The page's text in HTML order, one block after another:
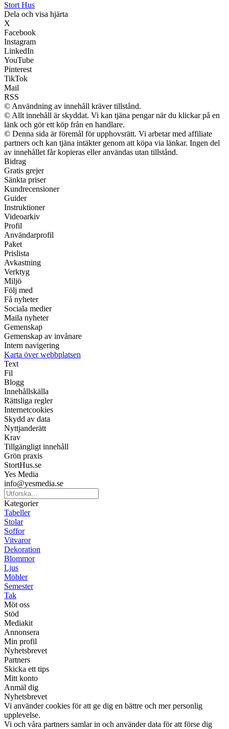
Stort Hus
Dela och visa hjärta
X
Facebook
Instagram
LinkedIn
YouTube
Pinterest
TikTok
Mail
RSS
© Användning av innehåll kräver tillstånd.
© Allt innehåll är skyddat. Vi kan tjäna pengar när du klickar på en
länk och gör ett köp från en handlare.
© Denna sida är föremål för upphovsrätt. Vi arbetar med affiliate
partners och kan tjäna intäkter genom att köpa via länkar. Ingen del
av innehållet får kopieras eller användas utan tillstånd.
Bidrag
Gratis grejer
Sänkta priser
Kundrecensioner
Guider
Instruktioner
Videoarkiv
Profil
Användarprofil
Paket
Prislista
Avkastning
Verktyg
Miljö
Följ med
Få nyheter
Sociala medier
Maila nyheter
Gemenskap
Gemenskap av invånare
Intern navigering
Karta över webbplatsen
Text
Fil
Blogg
Innehållskälla
Rättsliga regler
Internetcookies
Skydd av data
Nyttjanderätt
Krav
Tillgängligt innehåll
Grön praxis
StortHus.se
Yes Media
info@yesmedia.se
Kategorier
Tabeller
Stolar
Soffor
Vitvaror
Dekoration
Blommor
Ljus
Möbler
Semester
Tak
Möt oss
Stöd
Mediakit
Annonsera
Min profil
Nyhetsbrevet
Partners
Skicka ett tips
Mitt konto
Anmäl dig
Nyhetsbrevet
Vi använder cookies för att ge dig en bättre och mer personlig
upplevelse.
Vi och våra partners samlar in och använder data för att förse dig